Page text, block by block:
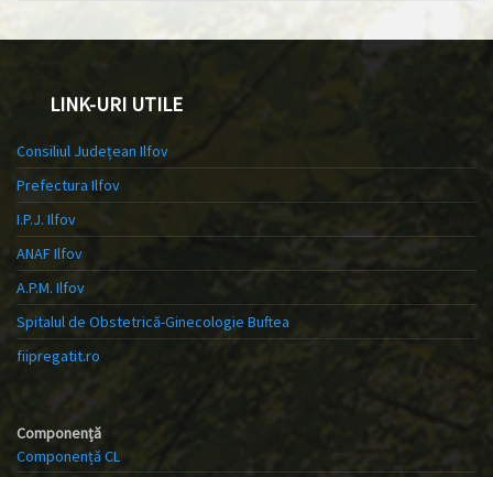
LINK-URI UTILE
Consiliul Județean Ilfov
Prefectura Ilfov
I.P.J. Ilfov
ANAF Ilfov
A.P.M. Ilfov
Spitalul de Obstetrică-Ginecologie Buftea
fiipregatit.ro
Componență
Componență CL